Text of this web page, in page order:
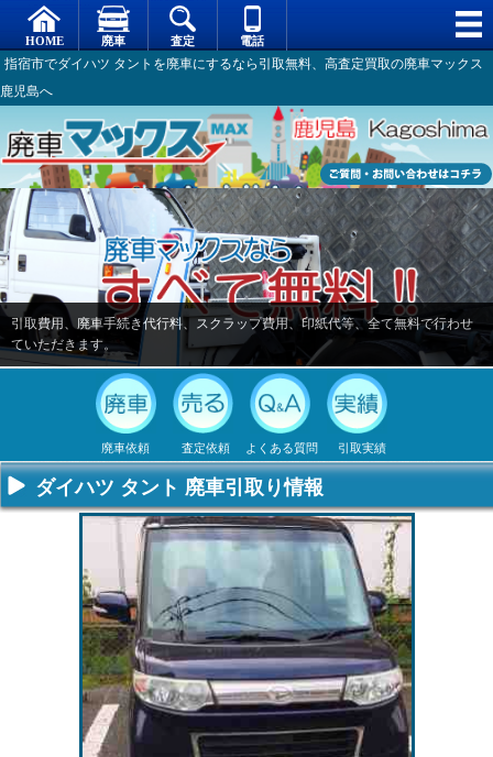
指宿市でダイハツ タントを廃車にするなら引取無料、高査定買取の廃車マックス
鹿児島へ
引取費用、廃車手続き代行料、スクラップ費用、印紙代等、全て無料で行わせ
ていただきます。
廃車依頼
不要になった
車の廃車手続
きを行いま
査定依頼
専門スタッフ
がしっかりと
査定いたしま
す。
よくある質問
廃車全般に関
するよくある
質問にお答え
します。
引取実績
た車や下取り
で買取った車
の実績デー
タ。
ダイハツ タント 廃車引取り情報